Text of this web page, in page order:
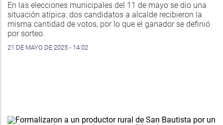
En las elecciones municipales del 11 de mayo se dio una
situación atípica: dos candidatos a alcalde recibieron la
misma cantidad de votos, por lo que el ganador se definió
por sorteo.
21 DE MAYO DE 2025 - 14:02